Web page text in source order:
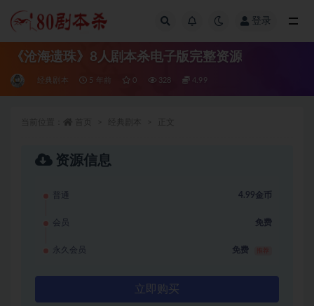
登录
《沧海遗珠》8人剧本杀电子版完整资源
经典剧本 5 年前 0 328 4.99
资源信息
普通 4.99金币
会员 免费
永久会员 免费
立即购买